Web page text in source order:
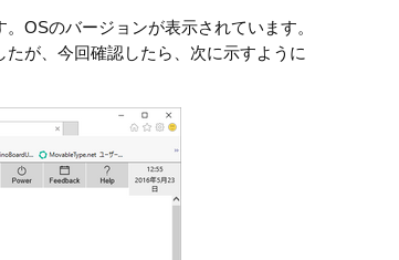
OSのバージョンが表示されています。
が、今回確認したら、次に示すように